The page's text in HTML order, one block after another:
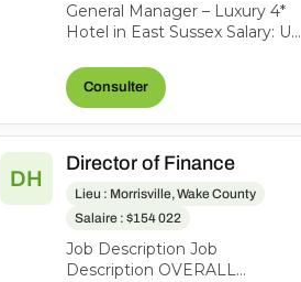
General Manager – Luxury 4*
Hotel in East Sussex Salary: Up
opportunity has arisen for...
Consulter
DH
Director of Finance
Lieu : Morrisville, Wake County
Salaire : $154 022
Job Description Job
Description OVERALL